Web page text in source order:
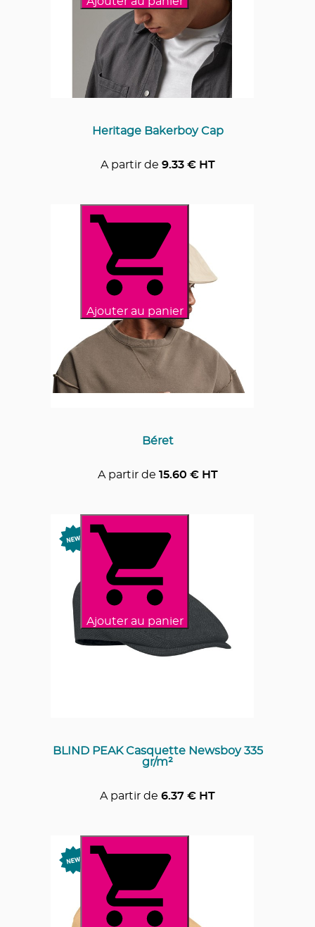
Heritage Bakerboy Cap
A partir de 9.33€ HT
Ajouter au panier
Béret
A partir de 15.60 € HT
Ajouter au panier
BLIND PEAK Casquette Newsboy 335
gr/m²
A partir de 6.37 € HT